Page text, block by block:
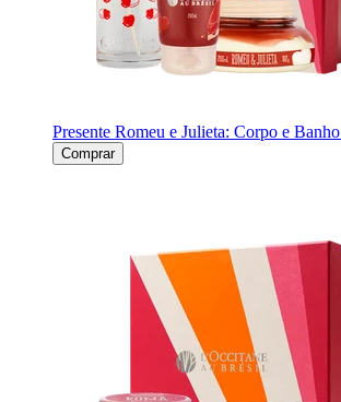
Presente Romeu e Julieta: Corpo e Banho
Comprar